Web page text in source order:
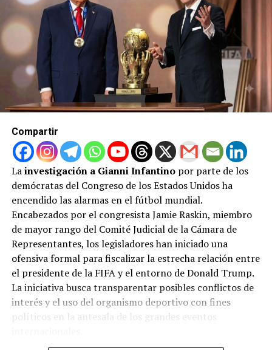
Compartir
Lainvestigación a Gianni Infantinopor parte de los
demócratas del Congreso de los Estados Unidos ha
encendido las alarmas en el fútbol mundial.
Encabezados por el congresista Jamie Raskin, miembro
de mayor rango del Comité Judicial de la Cámara de
Representantes, los legisladores han iniciado una
ofensiva formal para fiscalizar la estrecha relación entre
el presidente de la FIFA y el entorno de Donald Trump.
La iniciativa busca transparentar posibles conflictos de
interés y el uso del organismo deportivo con fines
políticos en la antesala de los grandes eventos